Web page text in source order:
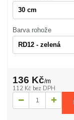
Barva rohože
136 Kč/m
112 Kč bez DPH